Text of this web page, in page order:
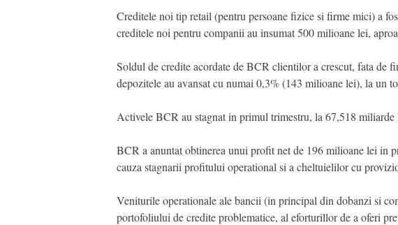
Creditele noi tip retail (pentru persoane fizice si firme mici) a
creditele noi pentru companii au insumat 500 milioane lei,
Soldul de credite acordate de BCR clientilor a crescut, fata
depozitele au avansat cu numai 0,3% (143 milioane lei), la un
Activele BCR au stagnat in primul trimestru, la 67,518
BCR a anuntat obtinerea unui profit net de 196 milioane lei in
cauza stagnarii profitului operational si a cheltuielilor cu
Veniturile operationale ale bancii (in principal din dobanzi si
portofoliului de credite problematice, al eforturillor de a oferi